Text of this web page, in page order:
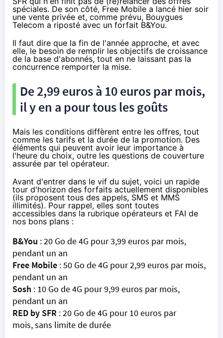
spéciales. De son côté, Free Mobile a lancé hier soir
une vente privée et, comme prévu, Bouygues
Telecom a riposté avec un forfait B&You.
Il faut dire que la fin de l'année approche, et avec
elle, le besoin de remplir les objectifs de croissance
de la base d'abonnés, tout en ne laissant pas la
concurrence remporter la mise.
De 2,99 euros à 10 euros par mois,
il y en a pour tous les goûts
Mais les conditions diffèrent entre les offres, tout
comme les tarifs et la durée de la promotion. Des
éléments qui peuvent avoir leur importance à
l'heure du choix, outre les questions de couverture
assurée par tel opérateur.
Avant d'entrer dans le vif du sujet, voici un rapide
tour d'horizon des forfaits actuellement disponibles
(ils proposent tous des appels, SMS et MMS
illimités). Pour rappel, elles sont toutes
accessibles dans la rubrique opérateurs et FAI de
nos bons plans :
B&You : 20 Go de4G pour3,99 euros par mois,
pendant un an
Free Mobile : 50 Go de4G pour2,99 euros par mois,
pendant un an
Sosh : 10 Go de4G pour9,99 euros par mois,
pendant un an
RED by SFR : 20 Go de4G pour10 euros par
mois, sans limite de durée